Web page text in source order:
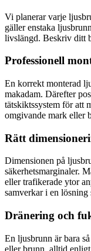
Vi planerar varje
gäller enstaka
livslängd. Beskriv ditt
Professionell
En korrekt monterad
makadam. Därefter
tätskiktssystem för att
omgivande mark eller
Rätt
Dimensionen på
säkerhetsmarginaler.
eller trafikerade ytor
samverkar i en
Dränering och
En ljusbrunn är bara
eller brunn, alltid